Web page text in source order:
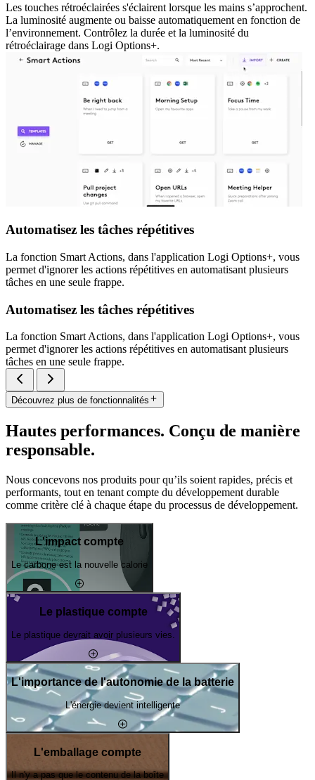
Les touches rétroéclairées s'éclairent lorsque les mains s’approchent.
La luminosité augmente ou baisse automatiquement en fonction de
l’environnement. Contrôlez la durée et la luminosité du
rétroéclairage dans Logi Options+.
Automatisez les tâches répétitives
La fonction Smart Actions, dans l'application Logi Options+, vous
permet d'ignorer les actions répétitives en automatisant plusieurs
tâches en une seule frappe.
Automatisez les tâches répétitives
La fonction Smart Actions, dans l'application Logi Options+, vous
permet d'ignorer les actions répétitives en automatisant plusieurs
tâches en une seule frappe.
Découvrez plus de fonctionnalités
Hautes performances. Conçu de manière
responsable.
Nous concevons nos produits pour qu’ils soient rapides, précis et
performants, tout en tenant compte du développement durable
comme critère clé à chaque étape du processus de développement.
L'impact compte
Le carbone est la nouvelle calorie
Le plastique compte
Le plastique devrait avoir plusieurs vies.
L'importance de l'autonomie de la batterie
L'énergie devient intelligente
L'emballage compte
Il n'y a pas que le contenu de la boîte